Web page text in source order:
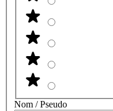
Nom / Pseudo